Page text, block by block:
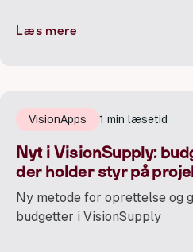
Læs mere
VisionApps 1 min læsetid
Nyt i VisionSupply:
der holder styr på
Ny metode for oprettelse og
budgetter i VisionSupply